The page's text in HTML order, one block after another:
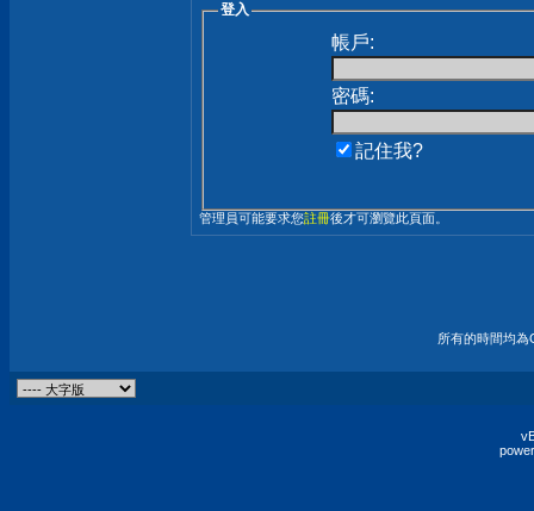
登入
帳戶:
密碼:
記住我?
管理員可能要求您註冊後才可瀏覽此頁面。
所有的時間均為